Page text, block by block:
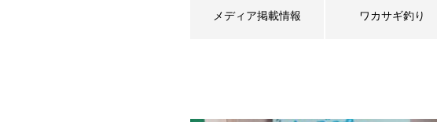
メディア掲載情報 ワカサギ釣り